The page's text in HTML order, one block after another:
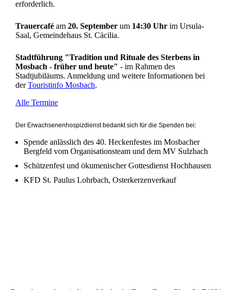
erforderlich.
Trauercafé am 20. September um 14:30 Uhr im Ursula-
Saal, Gemeindehaus St. Cäcilia.
Stadtführung "Tradition und Rituale des Sterbens in
Mosbach - früher und heute" - im Rahmen des
Stadtjubiläums. Anmeldung und weitere Informationen bei
derTouristinfo Mosbach.
Alle Termine
Der Erwachsenenhospizdienst bedankt sich für die Spenden bei:
Spende anlässlich des 40. Heckenfestes im Mosbacher
Bergfeld vom Organisationsteam und dem MV Sulzbach
Schützenfest und ökumenischer Gottesdienst Hochhausen
KFD St. Paulus Lohrbach, Osterkerzenverkauf